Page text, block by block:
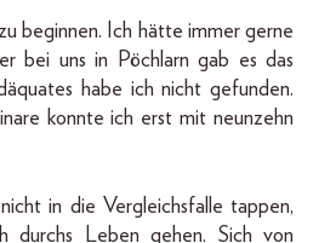
beginnen. Ich hätte immer gerne
bei uns in Pöchlarn gab es das
habe ich nicht gefunden.
konnte ich erst mit neunzehn
in die Vergleichsfalle tappen,
durchs Leben gehen. Sich von